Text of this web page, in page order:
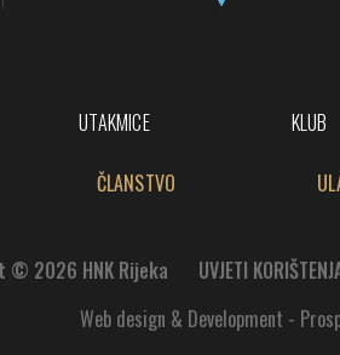
UTAKMICE KLUB
ČLANSTVO
© 2026 HNK Rijeka UVJETI
Web design & Development -